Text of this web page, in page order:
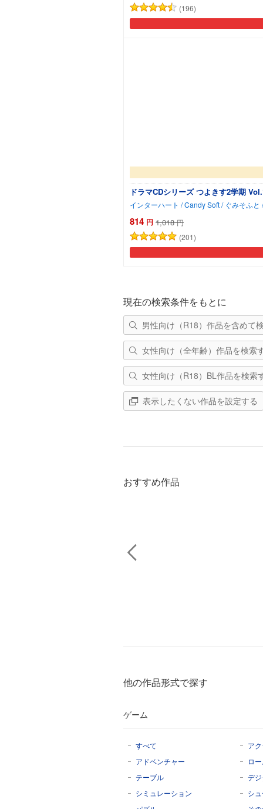
(196)
ドラマCDシリーズ つよきす2学期
814 円 1,018 円
(201)
現在の検索条件をもとに
男性向け（R18）作品を含めて
女性向け（全年齢）作品を検索
女性向け（R18）BL作品を検索
表示したくない作品を設定する
おすすめ作品
他の作品形式で探す
ゲーム
すべて
ア
アドベンチャー
ロ
テーブル
デ
シミュレーション
シ